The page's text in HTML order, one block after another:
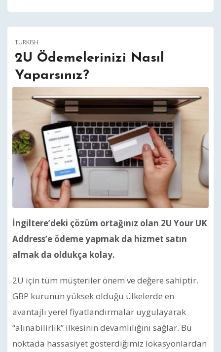
TURKISH
2U Ödemelerinizi Nasıl
Yaparsınız?
İngiltere’deki çözüm ortağınız olan 2U Your UK
Address’e ödeme yapmak da hizmet satın
almak da oldukça kolay.
2U için tüm müşteriler önem ve değere sahiptir.
GBP kurunun yüksek olduğu ülkelerde en
avantajlı yerel fiyatlandırmalar uygulayarak
“alınabilirlik” ilkesinin devamlılığını sağlar. Bu
noktada hassasiyet gösterdiğimiz lokasyonlardan